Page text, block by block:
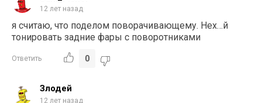
12 лет назад
я считаю, что поделом поворачивающему. Нех…й
тонировать задние фары с поворотниками
Ответить 0
Злодей
12 лет назад